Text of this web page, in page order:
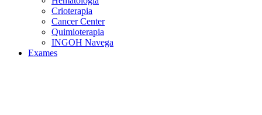
Crioterapia
Cancer Center
Quimioterapia
INGOH Navega
Exames